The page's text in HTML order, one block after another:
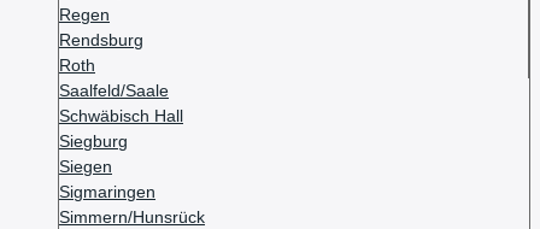
Regen
Rendsburg
Roth
Saalfeld/Saale
Schwäbisch Hall
Siegburg
Siegen
Sigmaringen
Simmern/Hunsrück